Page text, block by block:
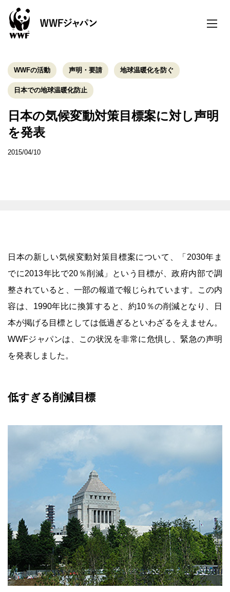
toggle
WWFの活動 声明・要請 地球温暖化を防ぐ
日本での地球温暖化防止
日本の気候変動対策目標案に対し声明
を発表
2015/04/10
日本の新しい気候変動対策目標案について、「2030年ま
でに2013年比で20％削減」という目標が、政府内部で調
整されていると、一部の報道で報じられています。この内
容は、1990年比に換算すると、約10％の削減となり、日
本が掲げる目標としては低過ぎるといわざるをえません。
WWFジャパンは、この状況を非常に危惧し、緊急の声明
を発表しました。
低すぎる削減目標